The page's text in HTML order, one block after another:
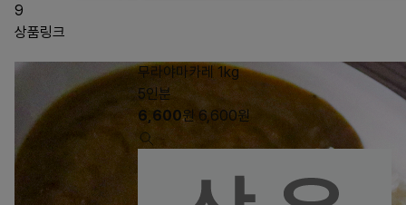
9
상품링크
무라야마카레 1kg
5인분
6,600원 6,600원